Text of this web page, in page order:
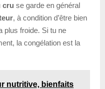
cru se garde en général
, à condition d’être bien
plus froide. Si tu ne
la congélation est la
nutritive, bienfaits